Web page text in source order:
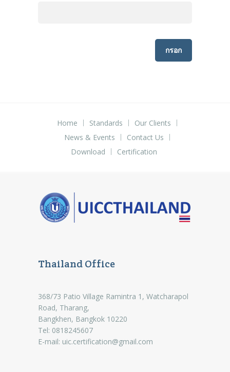
Home Standards
Our Clients
News & Events
Contact Us
Download
Certification
Thailand Office
368/73 Patio Village Ramintra 1, Watcharapol
Road, Tharang,
Bangkhen, Bangkok 10220
Tel: 0818245607
E-mail: uic.certification@gmail.com